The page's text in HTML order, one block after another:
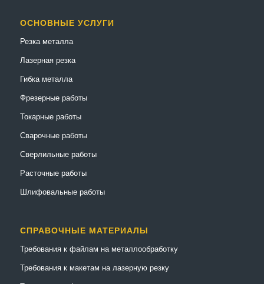
ОСНОВНЫЕ УСЛУГИ
Резка металла
Лазерная резка
Гибка металла
Фрезерные работы
Токарные работы
Сварочные работы
Сверлильные работы
Расточные работы
Шлифовальные работы
СПРАВОЧНЫЕ МАТЕРИАЛЫ
Требования к файлам на металлообработку
Требования к макетам на лазерную резку